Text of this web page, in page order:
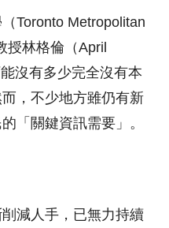
Toronto Metropolitan
授林格倫（April
沒有多少完全沒有本
，不少地方雖仍有新
「關鍵資訊需要」。
減人手，已無力持續